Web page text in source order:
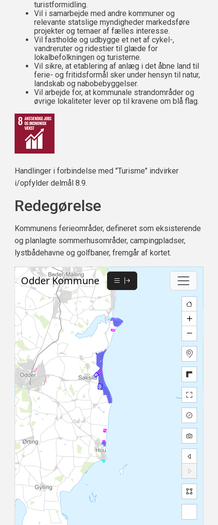
turistformidling.
Vil i samarbejde med andre kommuner og
relevante statslige myndigheder markedsføre
projekter og temaer af fælles interesse.
Vil fastholde og udbygge et net af cykel-,
vandreruter og ridestier til glæde for
lokalbefolkningen og turisterne.
Vil sikre, at etablering af anlæg i det åbne land til
ferie- og fritidsformål sker under hensyn til natur,
landskab og nabobebyggelser.
Vil arbejde for, at kommunale strandområder og
øvrige lokaliteter lever op til kravene om blå flag.
Handlinger i forbindelse med "Turisme" indvirker
i/opfylder delmål 8.9.
Redegørelse
Kommunens ferieområder, defineret som eksisterende
og planlagte sommerhusområder, campingpladser,
lystbådehavne og golfbaner, fremgår af kortet.